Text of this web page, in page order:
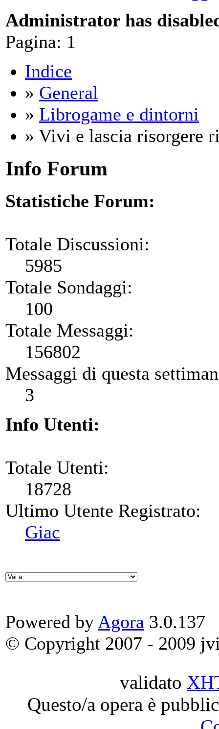
Administrator has
Pagina: 1
Indice
» General
» Librogame e dintorni
» Vivi e lascia risorgere
Info Forum
Statistiche Forum:
Totale Discussioni:
5985
Totale Sondaggi:
100
Totale Messaggi:
156802
Messaggi di questa
3
Info Utenti:
Totale Utenti:
18728
Ultimo Utente Registrato:
Giac
Powered by Agora 3.0.137
© Copyright 2007 - 2009
validato
Questo/a opera è